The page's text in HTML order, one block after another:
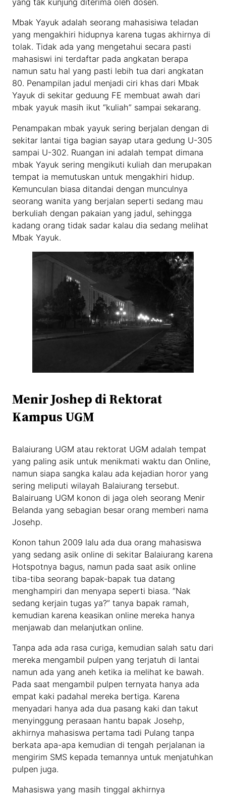
yang tak kunjung diterima oleh dosen.
Mbak Yayuk adalah seorang mahasisiwa teladan
yang mengakhiri hidupnya karena tugas akhirnya di
tolak. Tidak ada yang mengetahui secara pasti
mahasiswi ini terdaftar pada angkatan berapa
namun satu hal yang pasti lebih tua dari angkatan
80. Penampilan jadul menjadi ciri khas dari Mbak
Yayuk di sekitar geduung FE membuat awah dari
mbak yayuk masih ikut “kuliah” sampai sekarang.
Penampakan mbak yayuk sering berjalan dengan di
sekitar lantai tiga bagian sayap utara gedung U-305
sampai U-302. Ruangan ini adalah tempat dimana
mbak Yayuk sering mengikuti kuliah dan merupakan
tempat ia memutuskan untuk mengakhiri hidup.
Kemunculan biasa ditandai dengan munculnya
seorang wanita yang berjalan seperti sedang mau
berkuliah dengan pakaian yang jadul, sehingga
kadang orang tidak sadar kalau dia sedang melihat
Mbak Yayuk.
Menir Joshep di Rektorat
Kampus UGM
Balaiurang UGM atau rektorat UGM adalah tempat
yang paling asik untuk menikmati waktu dan Online,
namun siapa sangka kalau ada kejadian horor yang
sering meliputi wilayah Balaiurang tersebut.
Balairuang UGM konon di jaga oleh seorang Menir
Belanda yang sebagian besar orang memberi nama
Josehp.
Konon tahun 2009 lalu ada dua orang mahasiswa
yang sedang asik online di sekitar Balaiurang karena
Hotspotnya bagus, namun pada saat asik online
tiba-tiba seorang bapak-bapak tua datang
menghampiri dan menyapa seperti biasa. “Nak
sedang kerjain tugas ya?” tanya bapak ramah,
kemudian karena keasikan online mereka hanya
menjawab dan melanjutkan online.
Tanpa ada ada rasa curiga, kemudian salah satu dari
mereka mengambil pulpen yang terjatuh di lantai
namun ada yang aneh ketika ia melihat ke bawah.
Pada saat mengambil pulpen ternyata hanya ada
empat kaki padahal mereka bertiga. Karena
menyadari hanya ada dua pasang kaki dan takut
menyinggung perasaan hantu bapak Josehp,
akhirnya mahasiswa pertama tadi Pulang tanpa
berkata apa-apa kemudian di tengah perjalanan ia
mengirim SMS kepada temannya untuk menjatuhkan
pulpen juga.
Mahasiswa yang masih tinggal akhirnya